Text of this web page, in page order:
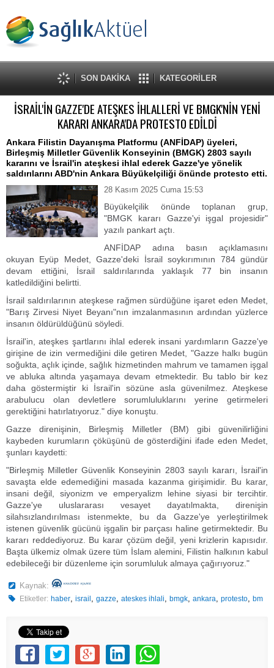
SON DAKİKA KATEGORİLER
İSRAİL'İN GAZZE'DE ATEŞKES İHLALLERİ VE BMGK'NİN YENİ
KARARI ANKARA'DA PROTESTO EDİLDİ
Ankara Filistin Dayanışma Platformu (ANFİDAP) üyeleri,
Birleşmiş Milletler Güvenlik Konseyinin (BMGK) 2803 sayılı
kararını ve İsrail'in ateşkesi ihlal ederek Gazze'ye yönelik
saldırılarını ABD'nin Ankara Büyükelçiliği önünde protesto etti.
28 Kasım 2025 Cuma 15:53
Büyükelçilik önünde toplanan grup,
"BMGK kararı Gazze'yi işgal projesidir"
yazılı pankart açtı.
ANFİDAP adına basın açıklamasını
okuyan Eyüp Medet, Gazze'deki İsrail soykırımının 784 gündür
devam ettiğini, İsrail saldırılarında yaklaşık 77 bin insanın
katledildiğini belirtti.
İsrail saldırılarının ateşkese rağmen sürdüğüne işaret eden Medet,
"Barış Zirvesi Niyet Beyanı"nın imzalanmasının ardından yüzlerce
insanın öldürüldüğünü söyledi.
İsrail'in, ateşkes şartlarını ihlal ederek insani yardımların Gazze'ye
girişine de izin vermediğini dile getiren Medet, "Gazze halkı bugün
soğukta, açlık içinde, sağlık hizmetinden mahrum ve tamamen işgal
ve abluka altında yaşamaya devam etmektedir. Bu tablo bir kez
daha göstermiştir ki İsrail'in sözüne asla güvenilmez. Ateşkese
arabulucu olan devletlere sorumluluklarını yerine getirmeleri
gerektiğini hatırlatıyoruz." diye konuştu.
Gazze direnişinin, Birleşmiş Milletler (BM) gibi güvenilirliğini
kaybeden kurumların çöküşünü de gösterdiğini ifade eden Medet,
şunları kaydetti:
"Birleşmiş Milletler Güvenlik Konseyinin 2803 sayılı kararı, İsrail'in
savaşta elde edemediğini masada kazanma girişimidir. Bu karar,
insani değil, siyonizm ve emperyalizm lehine siyasi bir tercihtir.
Gazze'ye uluslararası vesayet dayatılmakta, direnişin
silahsızlandırılması istenmekte, bu da Gazze'ye yerleştirilmek
istenen güvenlik gücünü işgalin bir parçası haline getirmektedir. Bu
kararı reddediyoruz. Bu karar çözüm değil, yeni krizlerin kapısıdır.
Başta ülkemiz olmak üzere tüm İslam alemini, Filistin halkının kabul
edebileceği bir düzenleme için sorumluluk almaya çağırıyoruz."
Kaynak:
Etiketler: haber,israil ,gazze,ateskes ihlali,bmgk,ankara,protesto,bm